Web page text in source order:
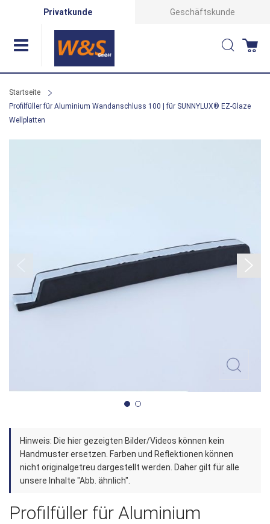
Privatkunde Geschäftskunde
Suche
Startseite
Profilfüller für Aluminium Wandanschluss 100 | für SUNNYLUX® EZ-Glaze
Wellplatten
Zum
Anfang
der
Bildergalerie
springen
Hinweis: Die hier gezeigten Bilder/Videos können kein
Handmuster ersetzen. Farben und Reflektionen können
nicht originalgetreu dargestellt werden. Daher gilt für alle
unsere Inhalte "Abb. ähnlich".
Profilfüller für Aluminium